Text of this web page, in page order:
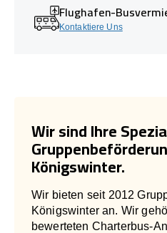
Flughafen-
Kontaktiere Uns
Wir sind Ihre
Königswinter.
Wir bieten seit 2012
Königswinter an. Wir
bewerteten Charterbus-